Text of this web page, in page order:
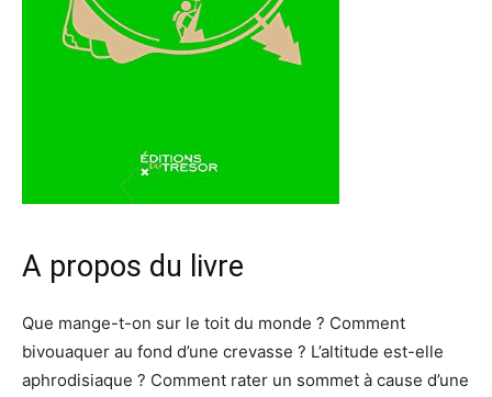
A propos du livre
Que mange-t-on sur le toit du monde ? Comment
bivouaquer au fond d’une crevasse ? L’altitude est-elle
aphrodisiaque ? Comment rater un sommet à cause d’une